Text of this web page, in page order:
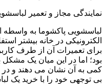
نمایندگی مجاز و تعمیر
لباسشویی پاکشوما به واسطه
الکترونیکی در خانه بیشتر
برای تعمیرات آن از طرف
بود؛ اما در این میان یک
کمی به آن نشان می دهند و در
بی توجهی خود را با خرید یک